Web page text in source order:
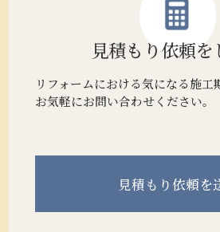
見積もり依頼を
リフォームにおける気になる施工
お気軽にお問い合わせください。
見積もり依頼を